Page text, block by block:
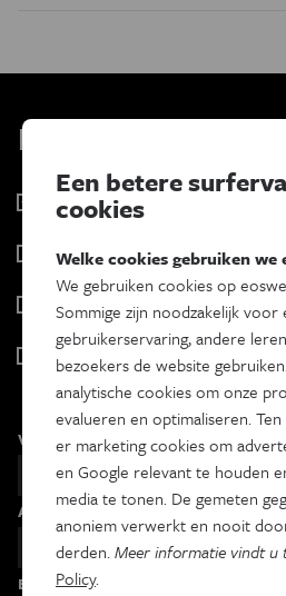
Kies je nieuwsbrief
Eos Wetenschap
Tracé
Wekelijks
Psyche & brein
Tweewekelijks
Iedereen wetenschapper
Voornaam
Achternaam
Email
Een betere
cookies
Welke cookies gebruiken we
We gebruiken cookies op
Sommige zijn noodzakelijk voor
gebruikerservaring, andere
bezoekers de website
analytische cookies om onze
evalueren en optimaliseren.
er marketing cookies om
en Google relevant te houden
media te tonen. De gemeten
anoniem verwerkt en nooit
derden.Meer informatie vindt u
Policy.